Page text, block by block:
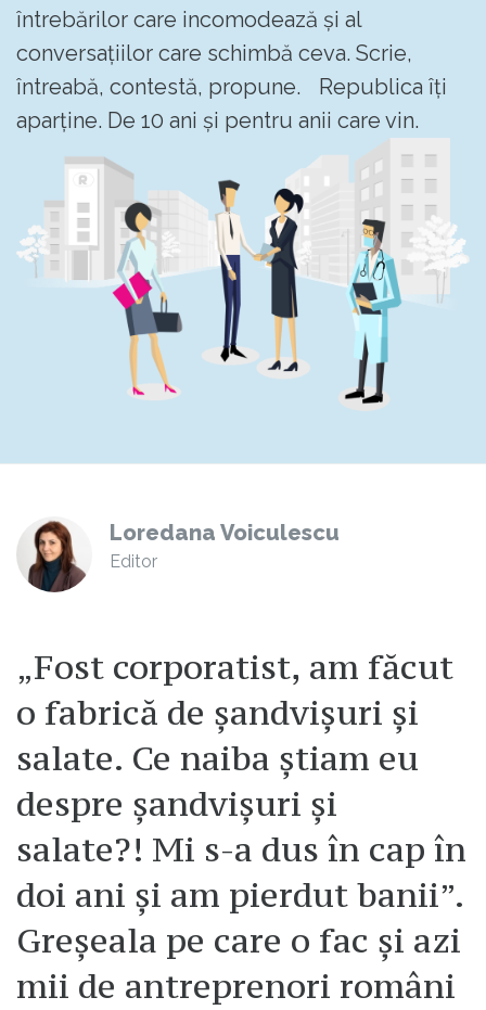
întrebărilor care incomodează și al
conversațiilor care schimbă ceva. Scrie,
întreabă, contestă, propune. Republica îți
aparține. De 10 ani și pentru anii care vin.
Loredana Voiculescu
Editor
„Fost corporatist, am făcut
o fabrică de șandvișuri și
salate. Ce naiba știam eu
despre șandvișuri și
salate?! Mi s-a dus în cap în
doi ani și am pierdut banii”.
Greșeala pe care o fac și azi
mii de antreprenori români